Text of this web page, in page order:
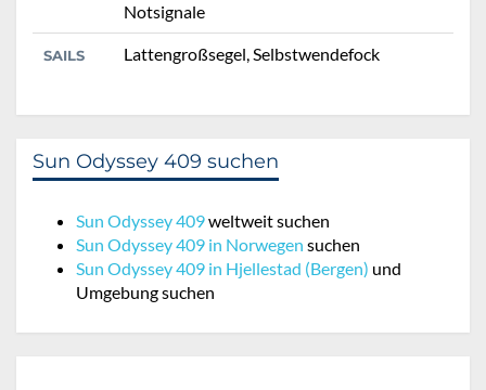
Notsignale
SAILS Lattengroßsegel, Selbstwendefock
Sun Odyssey 409 suchen
Sun Odyssey 409weltweit suchen
Sun Odyssey 409 in Norwegen suchen
Sun Odyssey 409 in Hjellestad (Bergen) und
Umgebung suchen